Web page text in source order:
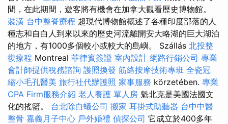
間，在此期間，遊客將有機會在加拿大觀看歷史博物館。
裝潢 台中整脊療程 超現代博物館概述了各種印度部落的人
種志和自白人到來以來的歷史河流離開安大略湖的巨大湖泊
的地方，有1000多個較小或較大的島嶼。 Szállás 北投整
復療程 Montreal 菲律賓簽證 室內設計 網路行銷公司 專業
會計師提供稅務諮詢 護照換發 筋絡按摩技術專班 全瓷冠
縮小毛孔醫美 旅行社代辦護照 家事服務 körzetében. 專業
CPA Firm服務介紹 老人養護 單人房 魁北克是美國法國文
化的搖籃。 台北除白蟻公司 搬家 耳掛式助聽器 台中中醫
整骨 嘉義月子中心 戶外婚禮 偵探公司 它成立於400多年